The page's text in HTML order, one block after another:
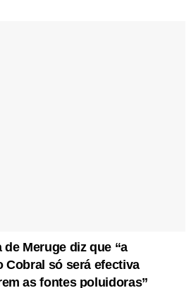
Meruge diz que “a
Cobral só será efectiva
as fontes poluidoras”